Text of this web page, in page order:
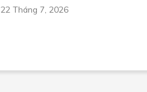
22 Tháng 7, 2026